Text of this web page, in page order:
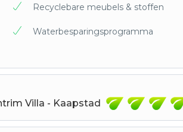
Recyclebare meubels & stoffen
Waterbesparingsprogramma
Villa - Kaapstad
Dit